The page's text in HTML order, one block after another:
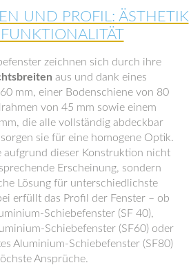
UND PROFIL: ÄSTHETIK
zeichnen sich durch ihre
aus und dank eines
mm, einer Bodenschiene von 80
von 45 mm sowie einem
die alle vollständig abdeckbar
sie für eine homogene Optik.
aufgrund dieser Konstruktion nicht
Erscheinung, sondern
Lösung für unterschiedlichste
erfüllt das Profil der Fenster – ob
Schiebefenster (SF 40),
Schiebefenster (SF60) oder
Aluminium-Schiebefenster (SF80)
Ansprüche.